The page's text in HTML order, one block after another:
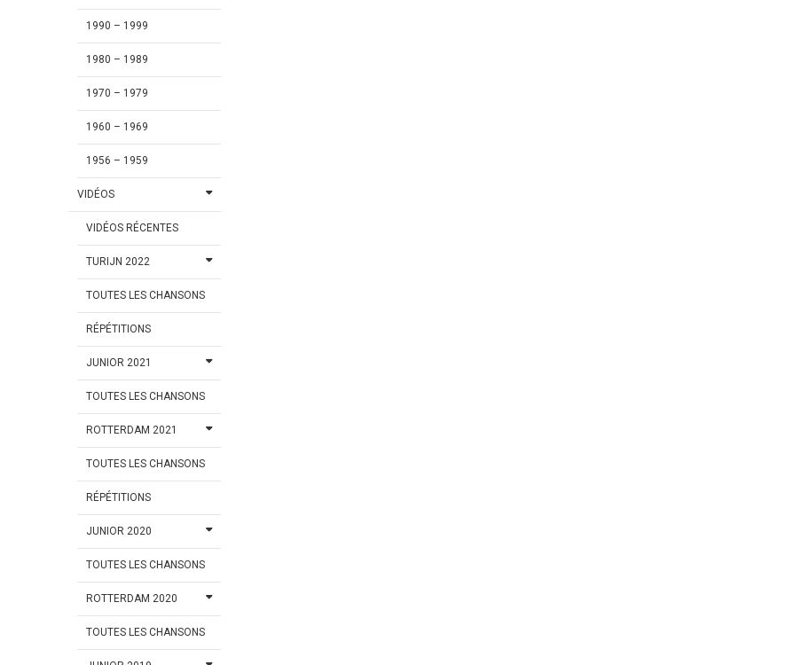
1990 – 1999
1980 – 1989
1970 – 1979
1960 – 1969
1956 – 1959
VIDÉOS
VIDÉOS RÉCENTES
TURIJN 2022
TOUTES LES CHANSONS
RÉPÉTITIONS
JUNIOR 2021
TOUTES LES CHANSONS
ROTTERDAM 2021
TOUTES LES CHANSONS
RÉPÉTITIONS
JUNIOR 2020
TOUTES LES CHANSONS
ROTTERDAM 2020
TOUTES LES CHANSONS